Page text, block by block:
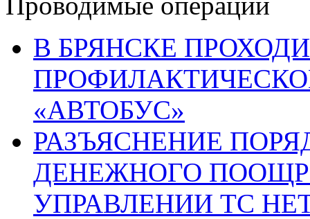
В БРЯНСКЕ
«АВТОБУС»
РАЗЪЯСНЕНИЕ
ДЕНЕЖНОГО
УПРАВЛЕНИИ ТС